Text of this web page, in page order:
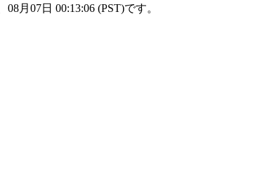
月07日 00:13:06 (PST)です。